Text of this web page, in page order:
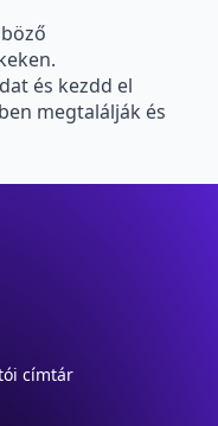
és kezdd el
megtalálják és
címtár